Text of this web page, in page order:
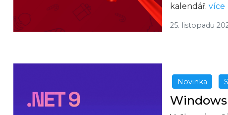
kalendář. více
25. listopadu
Novinka
Windows